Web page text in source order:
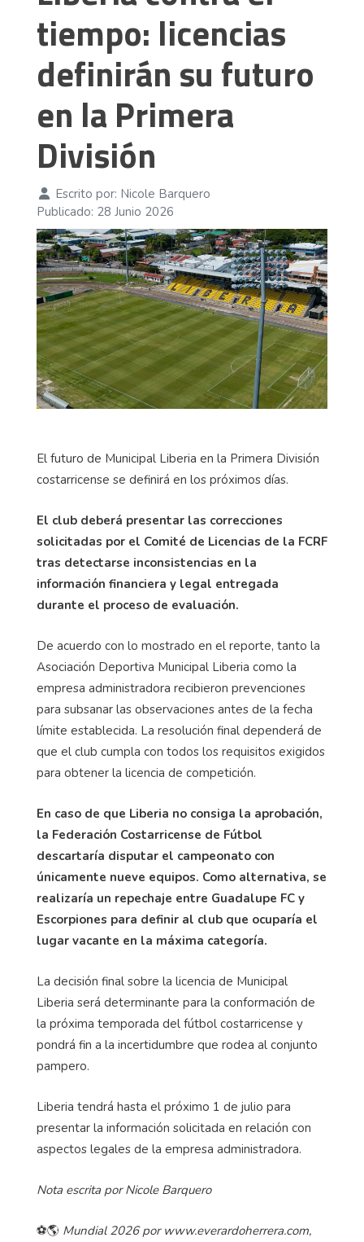
tiempo: licencias
definirán su futuro
en la Primera
División
Escrito por: Nicole Barquero
Publicado: 28 Junio 2026
El futuro de Municipal Liberia en la Primera División
costarricense se definirá en los próximos días.
El club deberá presentar las correcciones
solicitadas por el Comité de Licencias de la FCRF
tras detectarse inconsistencias en la
información financiera y legal entregada
durante el proceso de evaluación.
De acuerdo con lo mostrado en el reporte, tanto la
Asociación Deportiva Municipal Liberia como la
empresa administradora recibieron prevenciones
para subsanar las observaciones antes de la fecha
límite establecida. La resolución final dependerá de
que el club cumpla con todos los requisitos exigidos
para obtener la licencia de competición.
En caso de que Liberia no consiga la aprobación,
la Federación Costarricense de Fútbol
descartaría disputar el campeonato con
únicamente nueve equipos. Como alternativa, se
realizaría un repechaje entre Guadalupe FC y
Escorpiones para definir al club que ocuparía el
lugar vacante en la máxima categoría.
La decisión final sobre la licencia de Municipal
Liberia será determinante para la conformación de
la próxima temporada del fútbol costarricense y
pondrá fin a la incertidumbre que rodea al conjunto
pampero.
Liberia tendrá hasta el próximo 1 de julio para
presentar la información solicitada en relación con
aspectos legales de la empresa administradora.
Nota escrita por Nicole Barquero
⚽🌎 Mundial 2026 por www.everardoherrera.com,